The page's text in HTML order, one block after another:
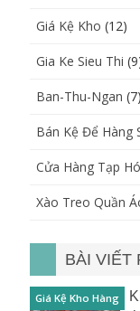
Giá Kệ Kho (12)
Gia Ke Sieu Thi
Ban-Thu-Ngan (7)
Bán Kệ Để Hàng
Cửa Hàng Tạp
Xào Treo Quần
BÀI VIẾT
Giá Kệ Kho Hàng